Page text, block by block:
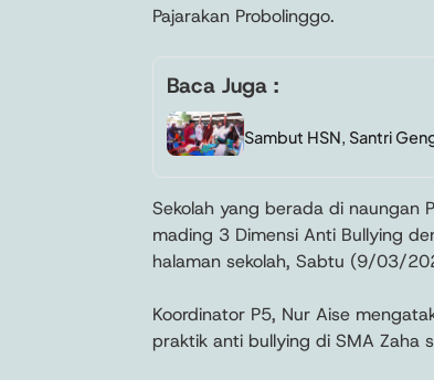
Pajarakan Probolinggo.
Baca Juga :
Sambut HSN, Santri
Sekolah yang berada di naungan
mading 3 Dimensi Anti Bullying
halaman sekolah, Sabtu (9/03/
Koordinator P5, Nur Aise
praktik anti bullying di SMA Zaha